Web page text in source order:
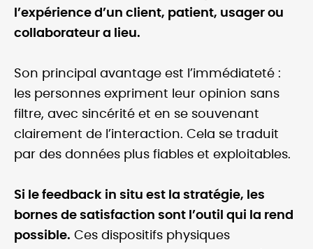
l’expérience d’un client, patient, usager ou
collaborateur a lieu.
Son principal avantage est l’immédiateté :
les personnes expriment leur opinion sans
filtre, avec sincérité et en se souvenant
clairement de l’interaction. Cela se traduit
par des données plus fiables et exploitables.
Si le feedback in situ est la stratégie, les
bornes de satisfaction sont l’outil qui la rend
possible. Ces dispositifs physiques